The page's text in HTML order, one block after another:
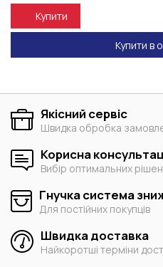
Купити
Купити в
Якісний сервіс
Швидка обробка
Корисна
Вибір оптимальних
Гнучка система
Для постійних покупців
Швидка доставка
Найкоротші терміни